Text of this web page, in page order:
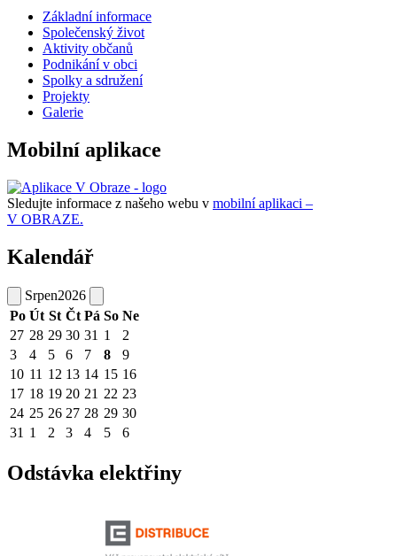
Základní informace
Společenský život
Aktivity občanů
Podnikání v obci
Spolky a sdružení
Projekty
Galerie
Mobilní aplikace
Sledujte informace z našeho webu v mobilní aplikaci –
V OBRAZE.
Kalendář
Srpen2026
Po Út St Čt Pá So Ne
27 28 29 30 31 1
2
3
4 5 6 7 8
9
10 11 12 13 14 15 16
17 18 19 20 21 22 23
24 25 26 27 28 29 30
31 1 2 3 4 5 6
Odstávka elektřiny